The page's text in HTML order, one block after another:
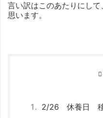
言い訳はこのあたりにし
思います。
2/26 休養日